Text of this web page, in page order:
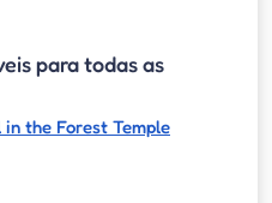
para todas as
the Forest Temple